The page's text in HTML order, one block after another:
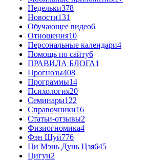
Недельки378
Новости131
Обучающее видео6
Отношения10
Персональные календари4
Помощь по сайту6
ПРАВИЛА БЛОГА1
Прогнозы408
Программы14
Психология20
Семинары122
Справочники16
Статьи-отзывы2
Физиогномика4
Фэн Шуй776
Ци Мэнь Дунь Цзя645
Цигун2